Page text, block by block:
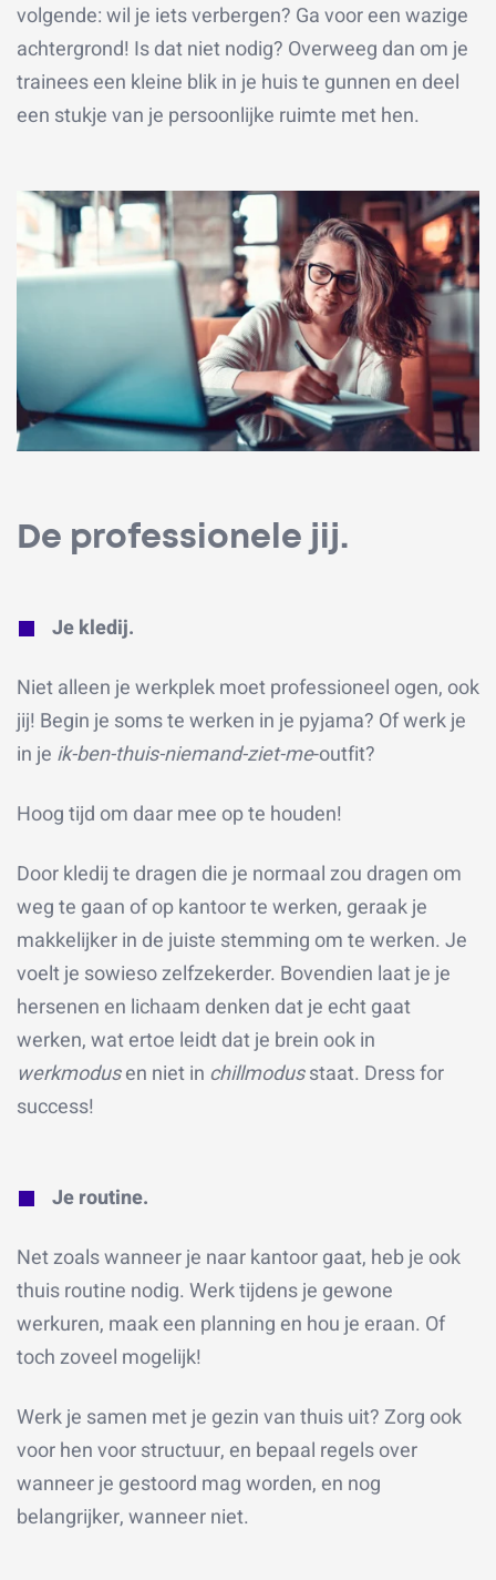
volgende: wil je iets verbergen? Ga voor een wazige
achtergrond! Is dat niet nodig? Overweeg dan om je
trainees een kleine blik in je huis te gunnen en deel
een stukje van je persoonlijke ruimte met hen.
De professionele jij.
Je kledij.
Niet alleen je werkplek moet professioneel ogen, ook
jij! Begin je soms te werken in je pyjama? Of werk je
in je ik-ben-thuis-niemand-ziet-me-outfit?
Hoog tijd om daar mee op te houden!
Door kledij te dragen die je normaal zou dragen om
weg te gaan of op kantoor te werken, geraak je
makkelijker in de juiste stemming om te werken. Je
voelt je sowieso zelfzekerder. Bovendien laat je je
hersenen en lichaam denken dat je echt gaat
werken, wat ertoe leidt dat je brein ook in
werkmodusen niet in chillmodusstaat. Dress for
success!
Je routine.
Net zoals wanneer je naar kantoor gaat, heb je ook
thuis routine nodig. Werk tijdens je gewone
werkuren, maak een planning en hou je eraan. Of
toch zoveel mogelijk!
Werk je samen met je gezin van thuis uit? Zorg ook
voor hen voor structuur, en bepaal regels over
wanneer je gestoord mag worden, en nog
belangrijker, wanneer niet.